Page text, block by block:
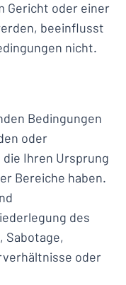
Gericht oder einer
beeinflusst
nicht.
Bedingungen
oder
Ihren Ursprung
Bereiche haben.
des
Sabotage,
oder